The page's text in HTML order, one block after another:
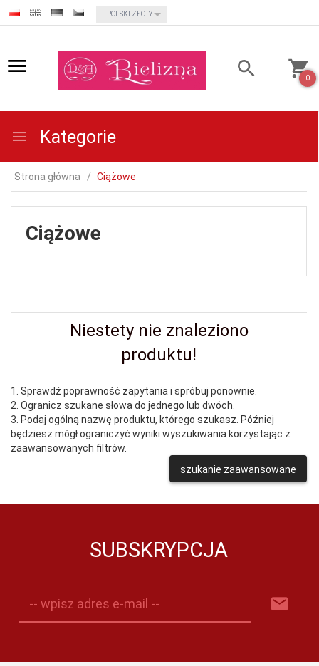
currency_h
POLSKI ZŁOTY
0
Kategorie
Strona główna Ciążowe
Ciążowe
Niestety nie znaleziono
produktu!
1. Sprawdź poprawność zapytania i spróbuj ponownie.
2. Ogranicz szukane słowa do jednego lub dwóch.
3. Podaj ogólną nazwę produktu, którego szukasz. Później
będziesz mógł ograniczyć wyniki wyszukiwania korzystając z
zaawansowanych filtrów.
szukanie zaawansowane
SUBSKRYPCJA
-- wpisz adres e-mail --